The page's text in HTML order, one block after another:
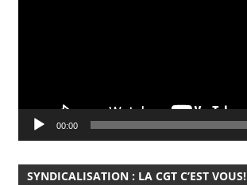
00:00
SYNDICALISATION : LA CGT C’EST VOUS!